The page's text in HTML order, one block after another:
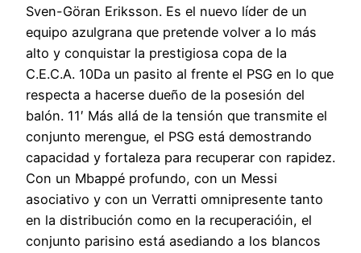
Sven-Göran Eriksson. Es el nuevo líder de un
equipo azulgrana que pretende volver a lo más
alto y conquistar la prestigiosa copa de la
C.E.C.A. 10Da un pasito al frente el PSG en lo que
respecta a hacerse dueño de la posesión del
balón. 11′ Más allá de la tensión que transmite el
conjunto merengue, el PSG está demostrando
capacidad y fortaleza para recuperar con rapidez.
Con un Mbappé profundo, con un Messi
asociativo y con un Verratti omnipresente tanto
en la distribución como en la recuperacióin, el
conjunto parisino está asediando a los blancos